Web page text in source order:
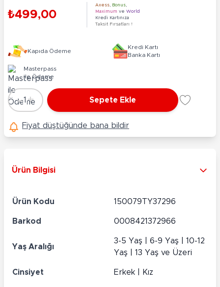
₺499,00
Axess Bonus
Maximum ve World
Kredi Kartınıza
Taksit Fırsatları !
Kapıda Ödeme
Kredi Kartı
Banka Kartı
Masterpass
ile Ödeme
Adet
-1 + Sepete Ekle
Fiyat düştüğünde bana bildir
Ürün Bilgisi
Ürün Kodu 150079TY37296
Barkod 0008421372966
Yaş Aralığı
3-5 Yaş | 6-9 Yaş | 10-12
Yaş | 13 Yaş ve Üzeri
Cinsiyet Erkek | Kız